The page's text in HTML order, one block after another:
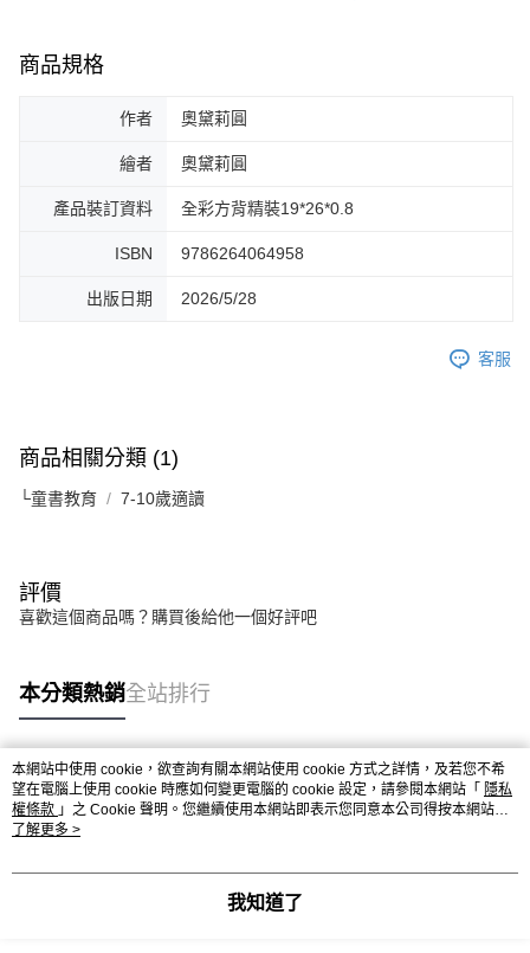
商品規格
作者 奧黛莉圓
繪者 奧黛莉圓
產品裝訂資料 全彩方背精裝19*26*0.8
ISBN 9786264064958
出版日期 2026/5/28
客服
商品相關分類 (1)
└童書教育 7-10歲適讀
評價
喜歡這個商品嗎？購買後給他一個好評吧
本分類熱銷全站排行
熱門標籤
本網站中使用 cookie，欲查詢有關本網站使用 cookie 方式之詳情，及若您不希
望在電腦上使用 cookie 時應如何變更電腦的 cookie 設定，請參閱本網站「 隱私
權條款 」之 Cookie 聲明。您繼續使用本網站即表示您同意本公司得按本網站使
用條款之 Cookie 聲明使用 cookie。
了解更多 >
我知道了